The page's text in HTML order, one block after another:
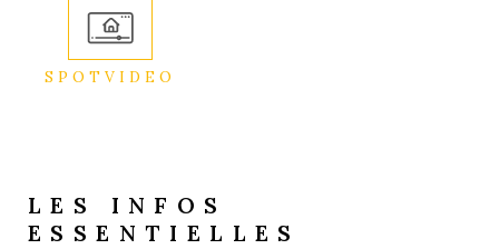
SPOTVIDEO
LES INFOS
ESSENTIELLES